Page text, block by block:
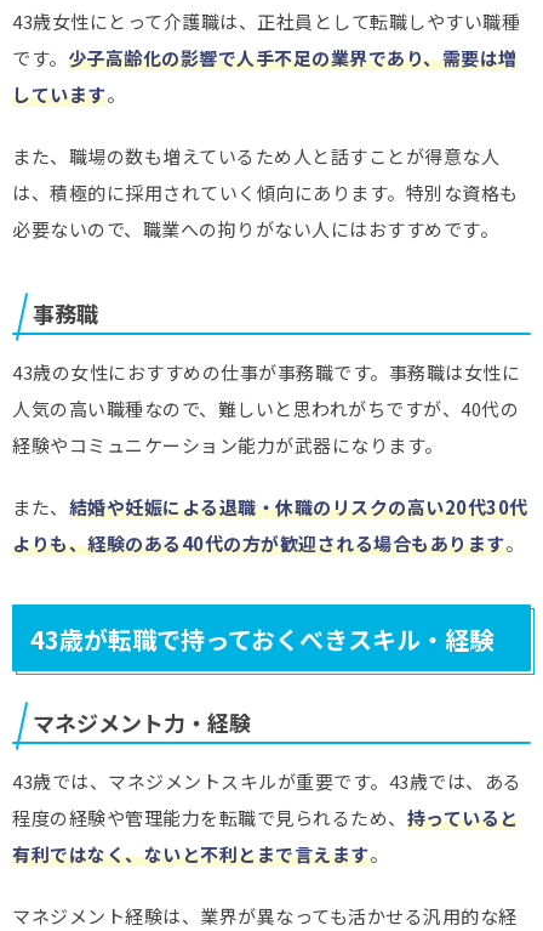
43歳女性にとって介護職は、正社員として転職しやすい職種
です。 少子高齢化の影響で人手不足の業界であり、需要は増
しています。
また、 職場の数も増えている ため人と話すことが得意な人
は、積極的に採用されていく傾向にあります。特別な資格も
必要ないので、職業への拘りがない人にはおすすめです。
事務職
43歳の女性におすすめの仕事が事務職です。事務職は女性に
人気の高い職種なので、難しいと思われがちですが、40代の
経験やコミュニケーション能力が武器になります。
また、 結婚や妊娠による退職・休職のリスクの高い20代30代
よりも、経験のある40代の方が歓迎される場合もあります。
43歳が転職で持っておくべきスキル・経験
マネジメント力・経験
43歳では、マネジメントスキルが重要です。43歳では、ある
程度の経験や管理能力を転職で見られるため、 持っていると
有利ではなく、ないと不利とまで言えます。
マネジメント経験は、業界が異なっても活かせる汎用的な経